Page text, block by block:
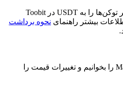
می‌توانید MAJOR Coin و دیگر توکن‌ها را به USDT در Toobit
بیشتر راهنمای نحوه برداشت
چگونه نمودارهای رمزارز Major را بخوانیم و تغییرات قیمت را